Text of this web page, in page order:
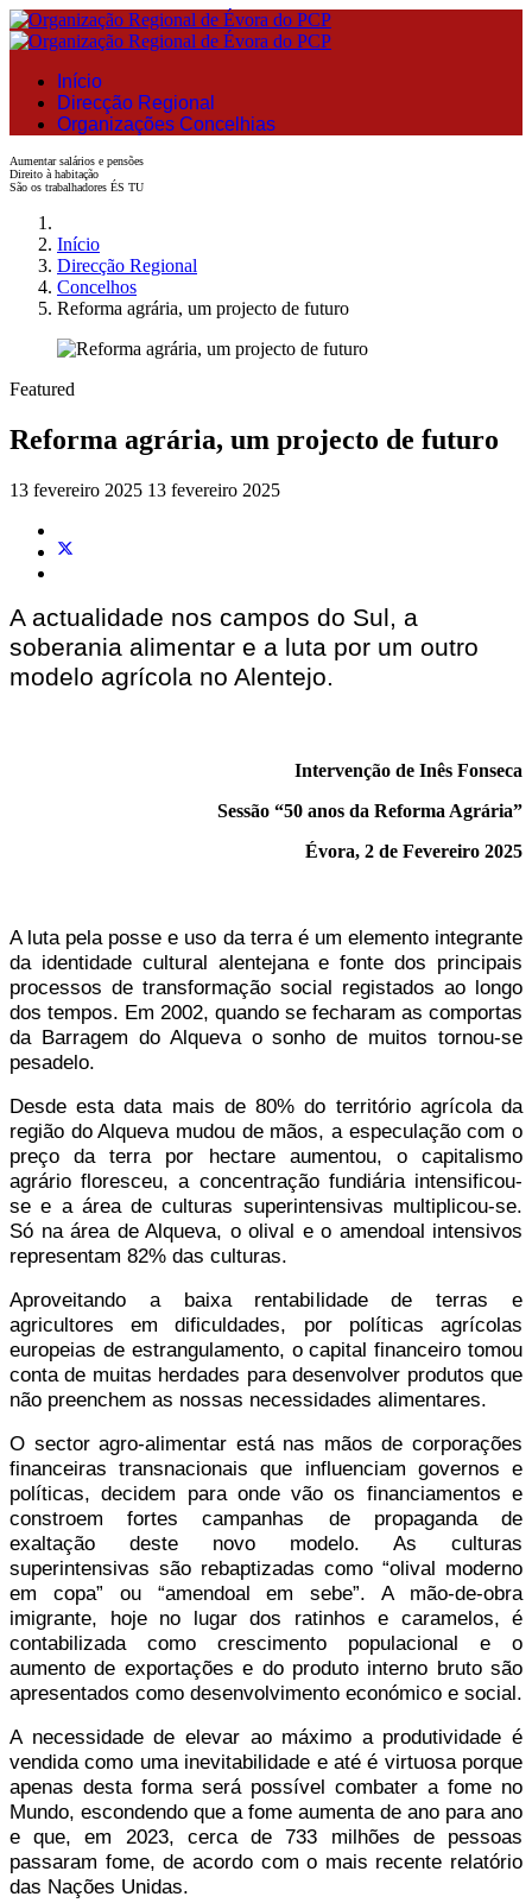
Início
Direcção Regional
Organizações Concelhias
Aumentar salários e pensões
Direito à habitação
São os trabalhadores ÉS TU
Início
Direcção Regional
Concelhos
Reforma agrária, um projecto de futuro
Featured
Reforma agrária, um projecto de futuro
13 fevereiro 2025 13 fevereiro 2025
A actualidade nos campos do Sul, a
soberania alimentar e a luta por um outro
modelo agrícola no Alentejo.
Intervenção de Inês Fonseca
Sessão “50 anos da Reforma Agrária”
Évora, 2 de Fevereiro 2025
A luta pela posse e uso da terra é um elemento integrante
da identidade cultural alentejana e fonte dos principais
processos de transformação social registados ao longo
dos tempos. Em 2002, quando se fecharam as comportas
da Barragem do Alqueva o sonho de muitos tornou-se
pesadelo.
Desde esta data mais de 80% do território agrícola da
região do Alqueva mudou de mãos, a especulação com o
preço da terra por hectare aumentou, o capitalismo
agrário floresceu, a concentração fundiária intensificou-
se e a área de culturas superintensivas multiplicou-se.
Só na área de Alqueva, o olival e o amendoal intensivos
representam 82% das culturas.
Aproveitando a baixa rentabilidade de terras e
agricultores em dificuldades, por políticas agrícolas
europeias de estrangulamento, o capital financeiro tomou
conta de muitas herdades para desenvolver produtos que
não preenchem as nossas necessidades alimentares.
O sector agro-alimentar está nas mãos de corporações
financeiras transnacionais que influenciam governos e
políticas, decidem para onde vão os financiamentos e
constroem fortes campanhas de propaganda de
exaltação deste novo modelo. As culturas
superintensivas são rebaptizadas como “olival moderno
em copa” ou “amendoal em sebe”. A mão-de-obra
imigrante, hoje no lugar dos ratinhos e caramelos, é
contabilizada como crescimento populacional e o
aumento de exportações e do produto interno bruto são
apresentados como desenvolvimento económico e social.
A necessidade de elevar ao máximo a produtividade é
vendida como uma inevitabilidade e até é virtuosa porque
apenas desta forma será possível combater a fome no
Mundo, escondendo que a fome aumenta de ano para ano
e que, em 2023, cerca de 733 milhões de pessoas
passaram fome, de acordo com o mais recente relatório
das Nações Unidas.